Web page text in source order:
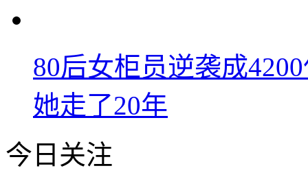
80后女柜员逆袭成
她走了20年
今日关注